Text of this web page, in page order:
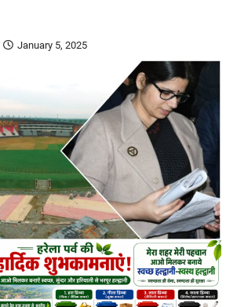
January 5, 2025